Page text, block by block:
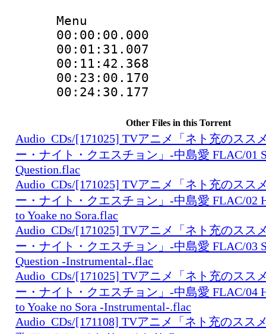
Menu
Other Files in this Torrent
Audio_CDs/[171025] TVアニメ「ネト充のスス
ー・ナイト・クエスチョン」-中島愛 FLAC/01
Question.flac
Audio_CDs/[171025] TVアニメ「ネト充のスス
ー・ナイト・クエスチョン」-中島愛 FLAC/02
to Yoake no Sora.flac
Audio_CDs/[171025] TVアニメ「ネト充のスス
ー・ナイト・クエスチョン」-中島愛 FLAC/03
Question -Instrumental-.flac
Audio_CDs/[171025] TVアニメ「ネト充のスス
ー・ナイト・クエスチョン」-中島愛 FLAC/04
to Yoake no Sora -Instrumental-.flac
Audio_CDs/[171108] TVアニメ「ネト充のスス